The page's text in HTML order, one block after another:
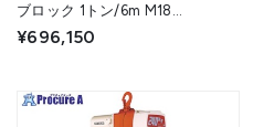
ブロック 1トン/6m M18
¥696,150